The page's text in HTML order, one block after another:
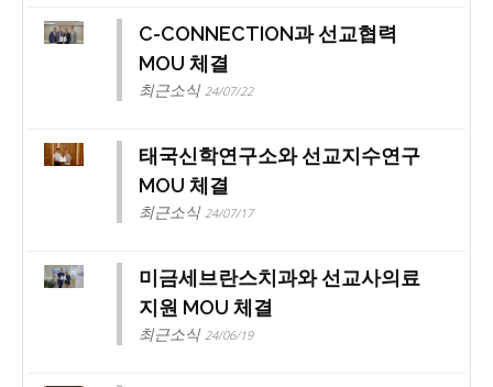
C-CONNECTION과 선교협력
MOU 체결
최근소식 24/07/22
태국신학연구소와 선교지수연구
MOU 체결
최근소식 24/07/17
미금세브란스치과와 선교사의료
지원 MOU 체결
최근소식 24/06/19